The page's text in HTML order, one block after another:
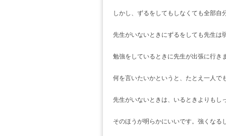
しかし、ずるをしてもしなくても全部自
先生がいないときにずるをしても先生
勉強をしているときに先生が出張に行き
何を言いたいかというと、たとえ一人で
先生がいないときは、いるときよりもし
そのほうが明らかにいいです。強くな